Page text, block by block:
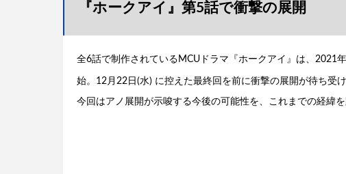
『ホークアイ』第5話で衝撃の展開
全6話で制作されているMCUドラマ『ホークアイ』は、2021
始。12月22日(水) に控えた最終回を前に衝撃の展開が待ち受
今回はアノ展開が示唆する今後の可能性を、これまでの経緯